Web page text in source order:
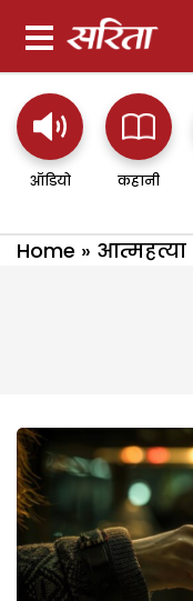
ऑडियो कहानी
Home » आत्महत्या